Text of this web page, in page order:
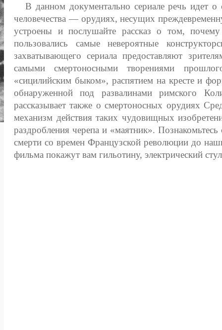
В данном документально сериале речь идет о
человечества — орудиях, несущих
устроены и послушайте рассказ о том,
пользовались самые невероятные
захватывающего сериала предоставляют
самыми смертоносными творениями
«сицилийским быком», распятием на кресте и
обнаруженной под развалинами римского
рассказывает также о смертоносных орудиях
механизм действия таких чудовищных
раздробления черепа и «маятник».
смерти со времен Французской революции до
фильма покажут вам гильотину, электрический